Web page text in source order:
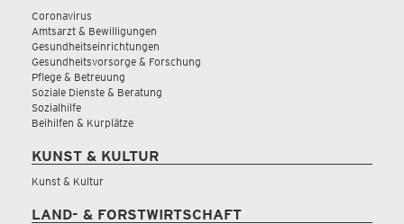
Coronavirus
Amtsarzt & Bewilligungen
Gesundheitseinrichtungen
Gesundheitsvorsorge & Forschung
Pflege & Betreuung
Soziale Dienste & Beratung
Sozialhilfe
Beihilfen & Kurplätze
KUNST & KULTUR
Kunst & Kultur
LAND- & FORSTWIRTSCHAFT